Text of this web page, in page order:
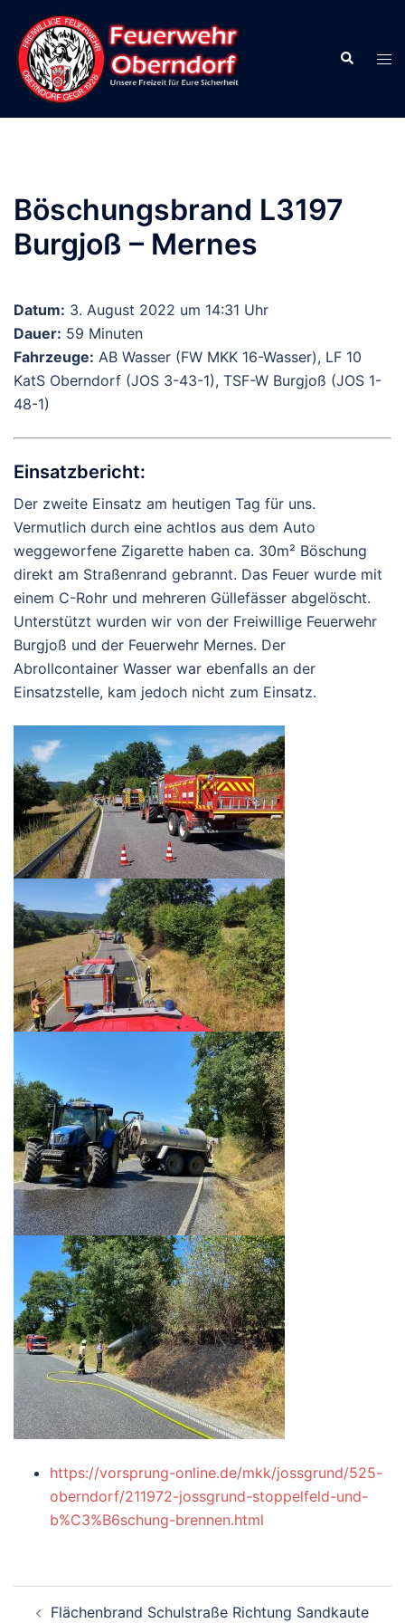
Inhalt
springen
Suche
Böschungsbrand L3197
Burgjoß – Mernes
Datum: 3. August 2022 um 14:31 Uhr
Dauer: 59 Minuten
Fahrzeuge: AB Wasser (FW MKK 16-Wasser), LF 10
KatS Oberndorf (JOS 3-43-1), TSF-W Burgjoß (JOS 1-
48-1)
Einsatzbericht:
Der zweite Einsatz am heutigen Tag für uns.
Vermutlich durch eine achtlos aus dem Auto
weggeworfene Zigarette haben ca. 30m² Böschung
direkt am Straßenrand gebrannt. Das Feuer wurde mit
einem C-Rohr und mehreren Güllefässer abgelöscht.
Unterstützt wurden wir von der Freiwillige Feuerwehr
Burgjoß und der Feuerwehr Mernes. Der
Abrollcontainer Wasser war ebenfalls an der
Einsatzstelle, kam jedoch nicht zum Einsatz.
https://vorsprung-online.de/mkk/jossgrund/525-
oberndorf/211972-jossgrund-stoppelfeld-und-
b%C3%B6schung-brennen.html
Flächenbrand Schulstraße Richtung Sandkaute